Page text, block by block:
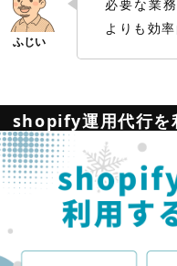
必要な業
よりも効
shopify運用代行を